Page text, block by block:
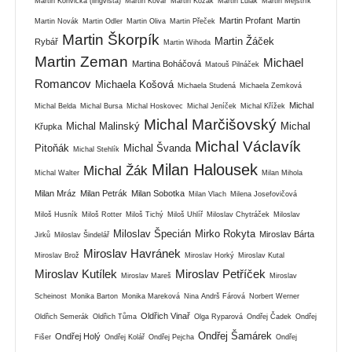
Martin Novák Martin Odler Martin Oliva Martin Přeček Martin Profant Martin
Rybář Martin Škorpík Martin Wihoda Martin Žáček
Martin Zeman Martina Boháčová Matouš Pilnáček
Michael
Romancov Michaela Košová Michaela Studená Michaela Zemková
Michal Belda Michal Bursa Michal Hoskovec Michal Jeníček Michal Křížek Michal
Křupka Michal Malinský Michal Marčišovský Michal
Pitoňák
Michal Stehlík Michal Švanda Michal Václavík
Michal Walter Michal Žák Milan Halousek Milan Mihola
Milan Mráz Milan Petrák Milan Sobotka Milan Vlach Milena Josefovičová
Miloš Husník Miloš Rotter Miloš Tichý Miloš Uhlíř Miloslav Chytráček Miloslav
Jirků Miloslav Šindelář Miloslav Špecián Mirko Rokyta Miroslav Bárta
Miroslav Brož Miroslav Havránek Miroslav Horký Miroslav Kutal
Miroslav Kutílek Miroslav Mareš Miroslav Petříček Miroslav
Scheinost Monika Barton Monika Mareková Nina Andrš Fárová Norbert Werner
Oldřich Semerák Oldřich Tůma Oldřich Vinař Olga Ryparová Ondřej Čadek Ondřej
Fišer Ondřej Holý Ondřej Kolář Ondřej Pejcha Ondřej Šamárek Ondřej